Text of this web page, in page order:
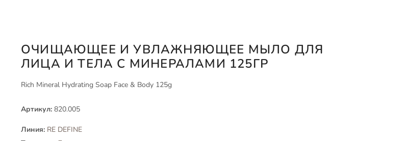
ОЧИЩАЮЩЕЕ И УВЛАЖНЯЮЩЕЕ МЫЛО ДЛЯ
ЛИЦА И ТЕЛА С МИНЕРАЛАМИ 125ГР
Rich Mineral Hydrating Soap Face & Body 125g
Артикул: 820.005
Линия: RE DEFINE